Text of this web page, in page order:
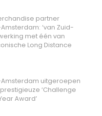
partner
‘van Zuid-
met één van
Long Distance
uitgeroepen
‘Challenge
Award’